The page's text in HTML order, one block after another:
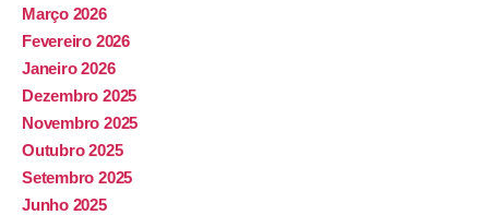
Março 2026
Fevereiro 2026
Janeiro 2026
Dezembro 2025
Novembro 2025
Outubro 2025
Setembro 2025
Junho 2025